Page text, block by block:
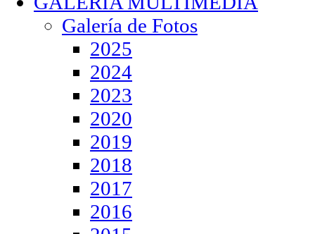
Galería de Fotos
2025
2024
2023
2020
2019
2018
2017
2016